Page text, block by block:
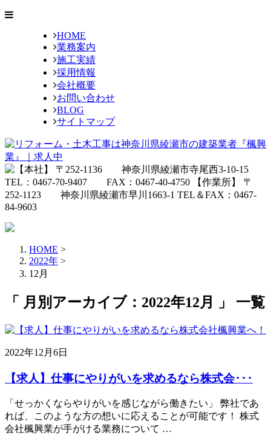
HOME
業務案内
施工実績
採用情報
会社概要
お問い合わせ
BLOG
サイトマップ
HOME >
2022年 >
12月
「 月別アーカイブ：2022年12月 」 一覧
2022年12月6日
【求人】仕事にやりがいを求めるなら株式会･･･
「せっかくならやりがいを感じながら働きたい」 弊社であ
れば、このような方の想いに応えることが可能です！ 株式
会社楓興業が手がける業務について …